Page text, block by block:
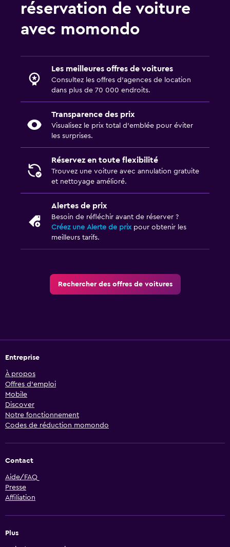
réservation de voiture
avec momondo
Les meilleures offres de voitures
Consultez les offres d’agences de location
dans plus de 70 000 endroits.
Transparence des prix
Visualisez le prix total d’emblée pour éviter
les surprises.
Réservez en toute flexibilité
Trouvez une voiture avec annulation gratuite
et nettoyage amélioré.
Alertes de prix
Besoin de réfléchir avant de réserver ?
Créez une Alerte de prixpour obtenir les
meilleurs tarifs.
Rechercher des offres de voitures
Entreprise
À propos
Offres d’emploi
Mobile
Discover
Notre fonctionnement
Codes de réduction momondo
Contact
Aide/FAQ
Presse
Affiliation
Plus